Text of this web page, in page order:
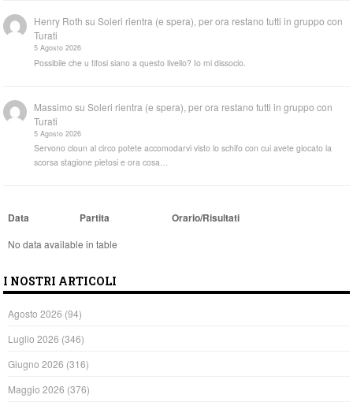
Henry Roth suSoleri rientra (e spera), per ora restano tutti in gruppo con
Turati
5 Agosto 2026
Possibile che u tifosi siano a questo livello? Io mi dissocio.
Massimo suSoleri rientra (e spera), per ora restano tutti in gruppo con
Turati
5 Agosto 2026
Servono cloun al circo potete accomodarvi visto lo schifo con cui avete giocato la
scorsa stagione pietosi e ora cosa…
Data Partita Orario/Risultati
No data available in table
I NOSTRI ARTICOLI
Agosto 2026 (94)
Luglio 2026 (346)
Giugno 2026 (316)
Maggio 2026 (376)